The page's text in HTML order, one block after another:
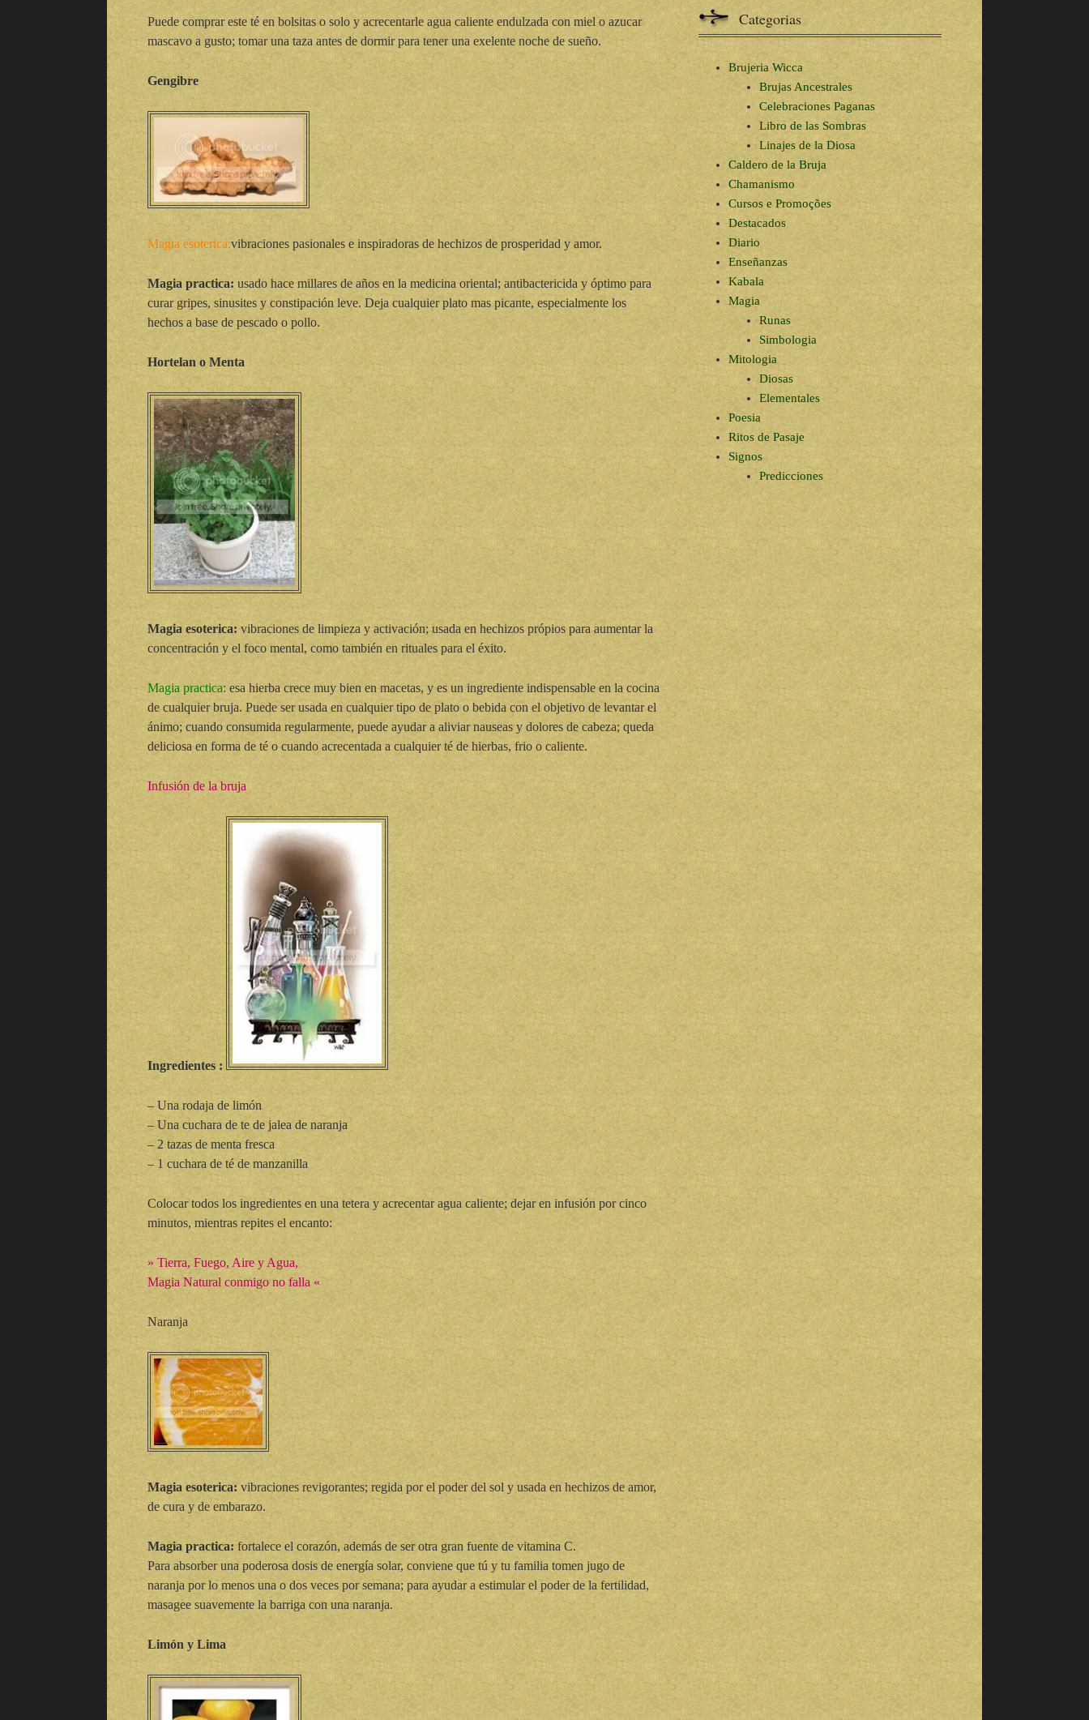
Puede comprar este té en bolsitas o solo y acrecentarle agua caliente endulzada con miel o azucar
mascavo a gusto; tomar una taza antes de dormir para tener una exelente noche de sueño.
Gengibre
Magia esoterica:vibraciones pasionales e inspiradoras de hechizos de prosperidad y amor.
Magia practica: usado hace millares de años en la medicina oriental; antibactericida y óptimo para
curar gripes, sinusites y constipación leve. Deja cualquier plato mas picante, especialmente los
hechos a base de pescado o pollo.
Hortelan o Menta
Magia esoterica: vibraciones de limpieza y activación; usada en hechizos própios para aumentar la
concentración y el foco mental, como también en rituales para el éxito.
Magia practica: esa hierba crece muy bien en macetas, y es un ingrediente indispensable en la cocina
de cualquier bruja. Puede ser usada en cualquier tipo de plato o bebida con el objetivo de levantar el
ánimo; cuando consumida regularmente, puede ayudar a aliviar nauseas y dolores de cabeza; queda
deliciosa en forma de té o cuando acrecentada a cualquier té de hierbas, frio o caliente.
Infusión de la bruja
Ingredientes :
– Una rodaja de limón
– Una cuchara de te de jalea de naranja
– 2 tazas de menta fresca
– 1 cuchara de té de manzanilla
Colocar todos los ingredientes en una tetera y acrecentar agua caliente; dejar en infusión por cinco
minutos, mientras repites el encanto:
» Tierra, Fuego, Aire y Agua,
Magia Natural conmigo no falla «
Naranja
Magia esoterica: vibraciones revigorantes; regida por el poder del sol y usada en hechizos de amor,
de cura y de embarazo.
Magia practica: fortalece el corazón, además de ser otra gran fuente de vitamina C.
Para absorber una poderosa dosis de energía solar, conviene que tú y tu familia tomen jugo de
naranja por lo menos una o dos veces por semana; para ayudar a estimular el poder de la fertilidad,
masagee suavemente la barriga con una naranja.
Limón y Lima
Categorias
Brujeria Wicca
Brujas Ancestrales
Celebraciones Paganas
Libro de las Sombras
Linajes de la Diosa
Caldero de la Bruja
Chamanismo
Cursos e Promoções
Destacados
Diario
Enseñanzas
Kabala
Magia
Runas
Simbologia
Mitologia
Diosas
Elementales
Poesia
Ritos de Pasaje
Signos
Predicciones